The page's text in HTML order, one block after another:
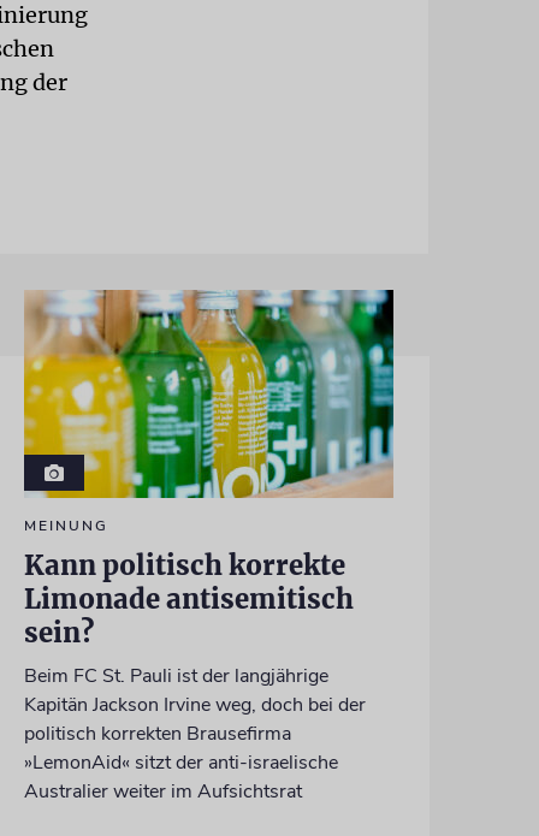
der
MEINUNG
Kann politisch korrekte
Limonade antisemitisch
sein?
Beim FC St. Pauli ist der langjährige
Kapitän Jackson Irvine weg, doch bei der
politisch korrekten Brausefirma
»LemonAid« sitzt der anti-israelische
Australier weiter im Aufsichtsrat